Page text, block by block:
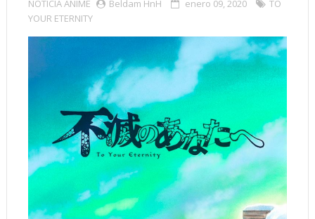
NOTICIAANIME Beldam HnH enero 09, 2020
TO
YOUR ETERNITY